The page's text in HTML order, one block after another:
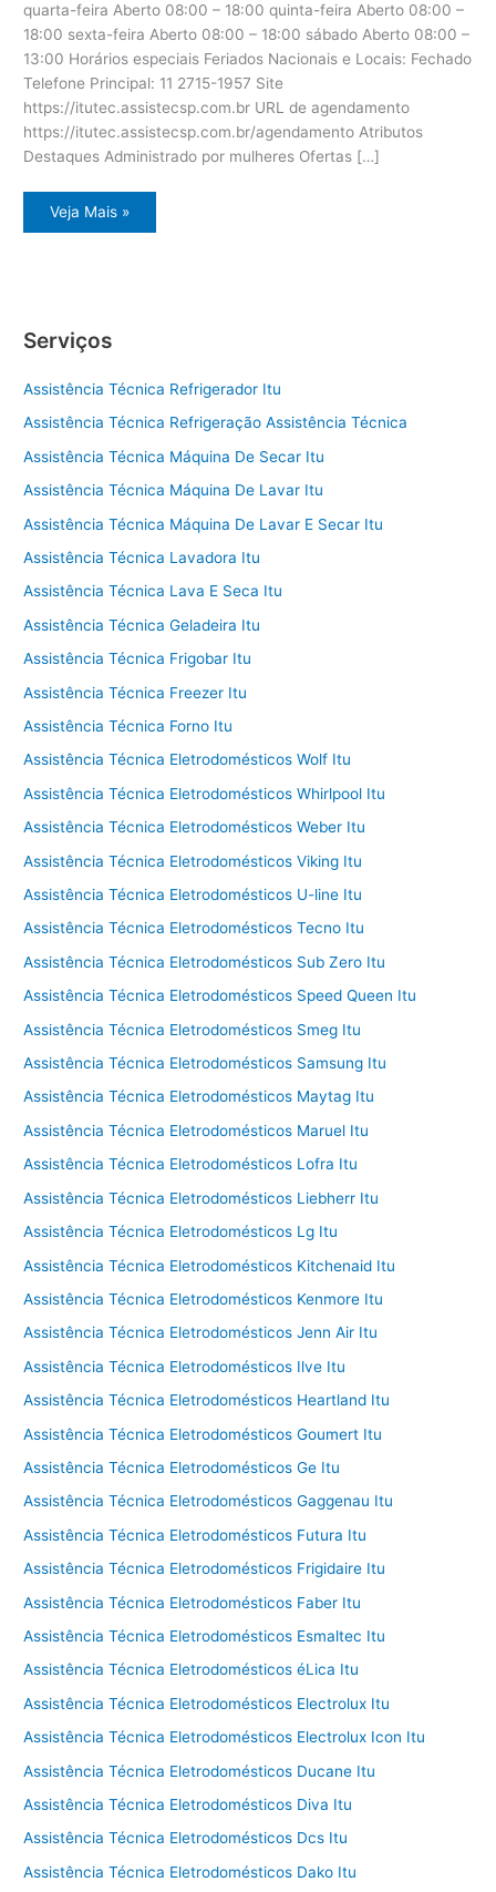
quarta-feira Aberto 08:00 – 18:00 quinta-feira Aberto 08:00 –
18:00 sexta-feira Aberto 08:00 – 18:00 sábado Aberto 08:00 –
13:00 Horários especiais Feriados Nacionais e Locais: Fechado
Telefone Principal: 11 2715-1957 Site
https://itutec.assistecsp.com.br URL de agendamento
https://itutec.assistecsp.com.br/agendamento Atributos
Destaques Administrado por mulheres Ofertas […]
Assistência
eletrodoméstico
Veja Mais »
Serviços
Assistência Técnica Refrigerador Itu
Assistência Técnica Refrigeração Assistência Técnica
Assistência Técnica Máquina De Secar Itu
Assistência Técnica Máquina De Lavar Itu
Assistência Técnica Máquina De Lavar E Secar Itu
Assistência Técnica Lavadora Itu
Assistência Técnica Lava E Seca Itu
Assistência Técnica Geladeira Itu
Assistência Técnica Frigobar Itu
Assistência Técnica Freezer Itu
Assistência Técnica Forno Itu
Assistência Técnica Eletrodomésticos Wolf Itu
Assistência Técnica Eletrodomésticos Whirlpool Itu
Assistência Técnica Eletrodomésticos Weber Itu
Assistência Técnica Eletrodomésticos Viking Itu
Assistência Técnica Eletrodomésticos U-line Itu
Assistência Técnica Eletrodomésticos Tecno Itu
Assistência Técnica Eletrodomésticos Sub Zero Itu
Assistência Técnica Eletrodomésticos Speed Queen Itu
Assistência Técnica Eletrodomésticos Smeg Itu
Assistência Técnica Eletrodomésticos Samsung Itu
Assistência Técnica Eletrodomésticos Maytag Itu
Assistência Técnica Eletrodomésticos Maruel Itu
Assistência Técnica Eletrodomésticos Lofra Itu
Assistência Técnica Eletrodomésticos Liebherr Itu
Assistência Técnica Eletrodomésticos Lg Itu
Assistência Técnica Eletrodomésticos Kitchenaid Itu
Assistência Técnica Eletrodomésticos Kenmore Itu
Assistência Técnica Eletrodomésticos Jenn Air Itu
Assistência Técnica Eletrodomésticos Ilve Itu
Assistência Técnica Eletrodomésticos Heartland Itu
Assistência Técnica Eletrodomésticos Goumert Itu
Assistência Técnica Eletrodomésticos Ge Itu
Assistência Técnica Eletrodomésticos Gaggenau Itu
Assistência Técnica Eletrodomésticos Futura Itu
Assistência Técnica Eletrodomésticos Frigidaire Itu
Assistência Técnica Eletrodomésticos Faber Itu
Assistência Técnica Eletrodomésticos Esmaltec Itu
Assistência Técnica Eletrodomésticos éLica Itu
Assistência Técnica Eletrodomésticos Electrolux Itu
Assistência Técnica Eletrodomésticos Electrolux Icon Itu
Assistência Técnica Eletrodomésticos Ducane Itu
Assistência Técnica Eletrodomésticos Diva Itu
Assistência Técnica Eletrodomésticos Dcs Itu
Assistência Técnica Eletrodomésticos Dako Itu